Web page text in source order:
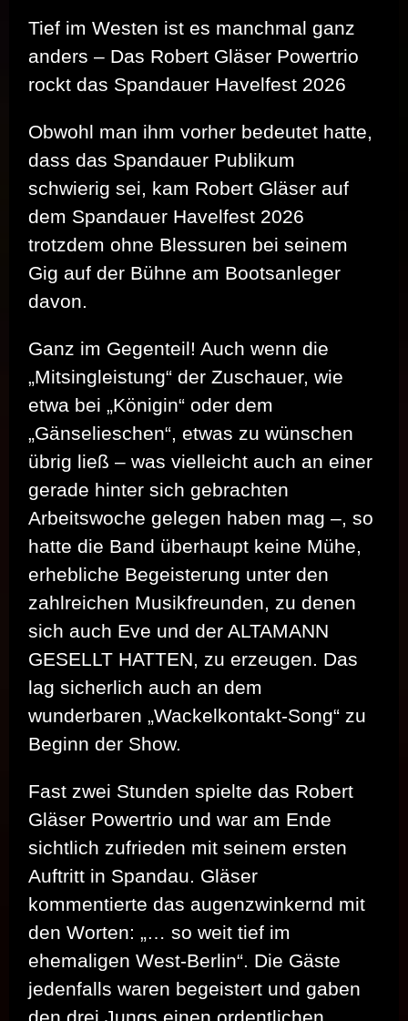
Tief im Westen ist es manchmal ganz
anders – Das Robert Gläser Powertrio
rockt das Spandauer Havelfest 2026
Obwohl man ihm vorher bedeutet hatte,
dass das Spandauer Publikum
schwierig sei, kam Robert Gläser auf
dem Spandauer Havelfest 2026
trotzdem ohne Blessuren bei seinem
Gig auf der Bühne am Bootsanleger
davon.
Ganz im Gegenteil! Auch wenn die
„Mitsingleistung“ der Zuschauer, wie
etwa bei „Königin“ oder dem
„Gänselieschen“, etwas zu wünschen
übrig ließ – was vielleicht auch an einer
gerade hinter sich gebrachten
Arbeitswoche gelegen haben mag –, so
hatte die Band überhaupt keine Mühe,
erhebliche Begeisterung unter den
zahlreichen Musikfreunden, zu denen
sich auch Eve und der ALTAMANN
GESELLT HATTEN, zu erzeugen. Das
lag sicherlich auch an dem
wunderbaren „Wackelkontakt-Song“ zu
Beginn der Show.
Fast zwei Stunden spielte das Robert
Gläser Powertrio und war am Ende
sichtlich zufrieden mit seinem ersten
Auftritt in Spandau. Gläser
kommentierte das augenzwinkernd mit
den Worten: „… so weit tief im
ehemaligen West-Berlin“. Die Gäste
jedenfalls waren begeistert und gaben